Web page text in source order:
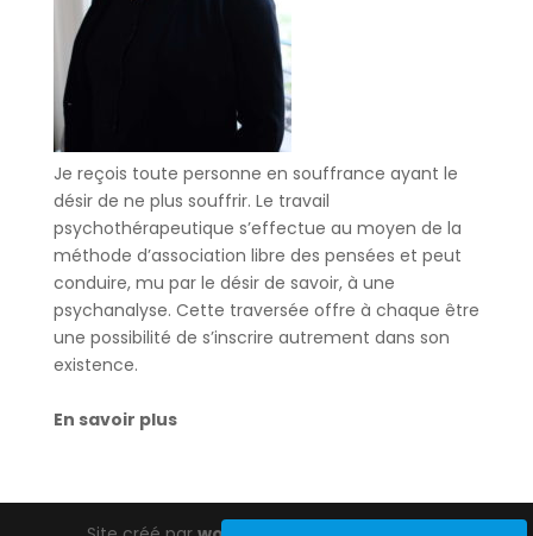
Je reçois toute personne en souffrance ayant le
désir de ne plus souffrir. Le travail
psychothérapeutique s’effectue au moyen de la
méthode d’association libre des pensées et peut
conduire, mu par le désir de savoir, à une
psychanalyse. Cette traversée offre à chaque être
une possibilité de s’inscrire autrement dans son
existence.
En savoir plus